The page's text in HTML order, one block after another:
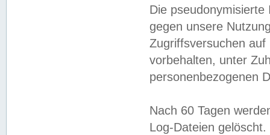
Die
gegen unsere
Zugriffsversuchen
vorbehalten, unter
personenbezogenen
Nach 60 Tagen
Log-Dateien